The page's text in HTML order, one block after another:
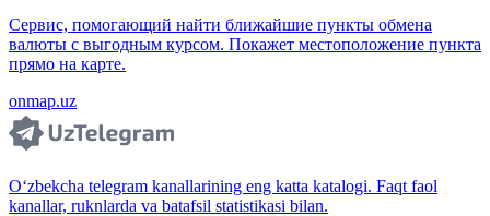
Сервис, помогающий найти ближайшие пункты обмена
валюты с выгодным курсом. Покажет местоположение пункта
прямо на карте.
onmap.uz
O‘zbekcha telegram kanallarining eng katta katalogi. Faqt faol
kanallar, ruknlarda va batafsil statistikasi bilan.